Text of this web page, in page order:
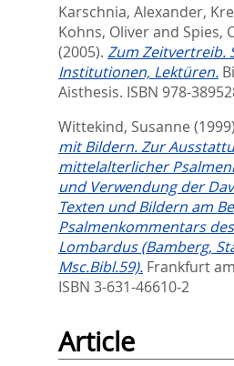
Karschnia, Alexander,
Kohns, Oliverand Spies,
(2005). Zum Zeitvertreib.
Institutionen, Lektüren.
Aisthesis. ISBN 978-
Wittekind, Susanne
mit Bildern. Zur
mittelalterlicher
und Verwendung der
Texten und Bildern am
Psalmenkommentars
Lombardus (Bamberg,
Msc.Bibl.59). Frankfurt
ISBN 3-631-46610-2
Article